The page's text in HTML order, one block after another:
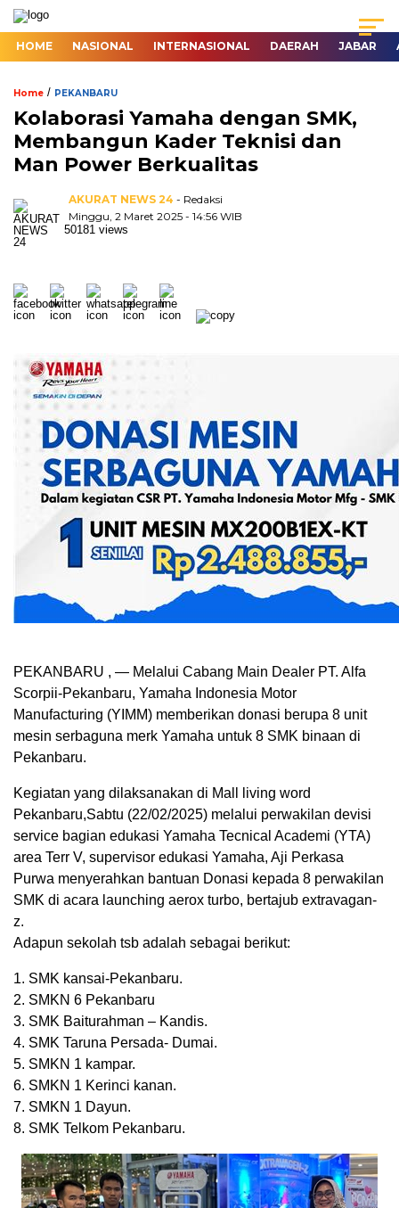
HOME NASIONAL INTERNASIONAL DAERAH JABAR
Home / PEKANBARU
Kolaborasi Yamaha dengan SMK,
Membangun Kader Teknisi dan
Man Power Berkualitas
AKURAT NEWS 24 - Redaksi
Minggu, 2 Maret 2025 - 14:56 WIB
50181 views
PEKANBARU , — Melalui Cabang Main Dealer PT. Alfa
Scorpii-Pekanbaru, Yamaha Indonesia Motor
Manufacturing (YIMM) memberikan donasi berupa 8 unit
mesin serbaguna merk Yamaha untuk 8 SMK binaan di
Pekanbaru.
Kegiatan yang dilaksanakan di Mall living word
Pekanbaru,Sabtu (22/02/2025) melalui perwakilan devisi
service bagian edukasi Yamaha Tecnical Academi (YTA)
area Terr V, supervisor edukasi Yamaha, Aji Perkasa
Purwa menyerahkan bantuan Donasi kepada 8 perwakilan
SMK di acara launching aerox turbo, bertajub extravagan-
z.
Adapun sekolah tsb adalah sebagai berikut:
1. SMK kansai-Pekanbaru.
2. SMKN 6 Pekanbaru
3. SMK Baiturahman – Kandis.
4. SMK Taruna Persada- Dumai.
5. SMKN 1 kampar.
6. SMKN 1 Kerinci kanan.
7. SMKN 1 Dayun.
8. SMK Telkom Pekanbaru.